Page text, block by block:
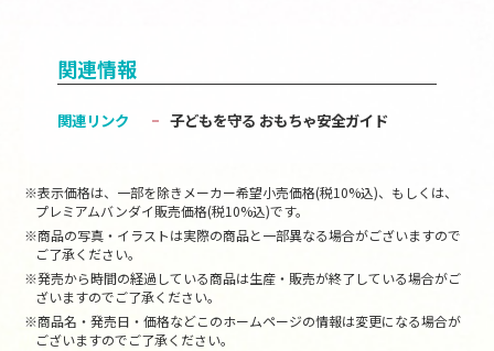
関連情報
関連リンク 子どもを守る おもちゃ安全ガイド
※表示価格は、一部を除きメーカー希望小売価格(税10%込)、もしくは、
プレミアムバンダイ販売価格(税10%込)です。
※商品の写真・イラストは実際の商品と一部異なる場合がございますので
ご了承ください。
※発売から時間の経過している商品は生産・販売が終了している場合がご
ざいますのでご了承ください。
※商品名・発売日・価格などこのホームページの情報は変更になる場合が
ございますのでご了承ください。